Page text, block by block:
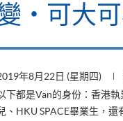
‧可大可
年8月22日 (星期四)
下都是Van的身份：香港
、HKU SPACE畢業生，